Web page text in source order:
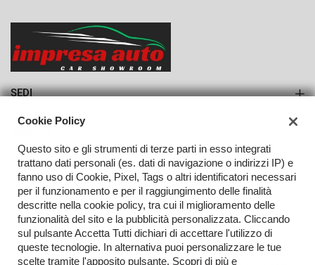
36 Mesi
VEDI
SEDI
Azienda
Contatti
TORNA IN CIMA
Cookie Policy
Questo sito e gli strumenti di terze parti in esso integrati
trattano dati personali (es. dati di navigazione o indirizzi IP) e
fanno uso di Cookie, Pixel, Tags o altri identificatori necessari
per il funzionamento e per il raggiungimento delle finalità
descritte nella cookie policy, tra cui il miglioramento delle
funzionalità del sito e la pubblicità personalizzata. Cliccando
sul pulsante Accetta Tutti dichiari di accettare l'utilizzo di
queste tecnologie. In alternativa puoi personalizzare le tue
scelte tramite l'apposito pulsante. Scopri di più e